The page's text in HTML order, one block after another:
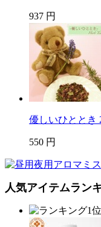
937 円
優しいひととき
550 円
人気アイテムラン